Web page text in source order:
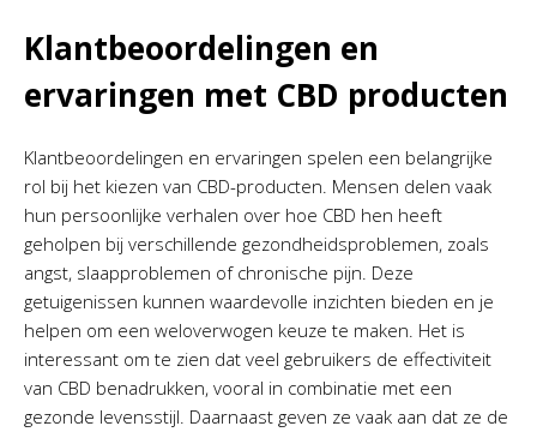
Klantbeoordelingen en
ervaringen met CBD producten
Klantbeoordelingen en ervaringen spelen een belangrijke
rol bij het kiezen van CBD-producten. Mensen delen vaak
hun persoonlijke verhalen over hoe CBD hen heeft
geholpen bij verschillende gezondheidsproblemen, zoals
angst, slaapproblemen of chronische pijn. Deze
getuigenissen kunnen waardevolle inzichten bieden en je
helpen om een weloverwogen keuze te maken. Het is
interessant om te zien dat veel gebruikers de effectiviteit
van CBD benadrukken, vooral in combinatie met een
gezonde levensstijl. Daarnaast geven ze vaak aan dat ze de